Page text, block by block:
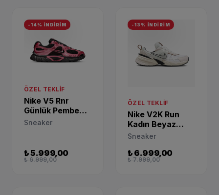
-14% İNDİRİM
ÖZEL TEKLIF
Nike V5 Rnr
Günlük Pembe
Spor Ayakkabı
Sneaker
₺ 5.999,00
₺ 6.999,00
-13% İNDİRİM
ÖZEL TEKLIF
Nike V2K Run
Kadın Beyaz
Sneaker
Sneaker
₺ 6.999,00
₺ 7.999,00